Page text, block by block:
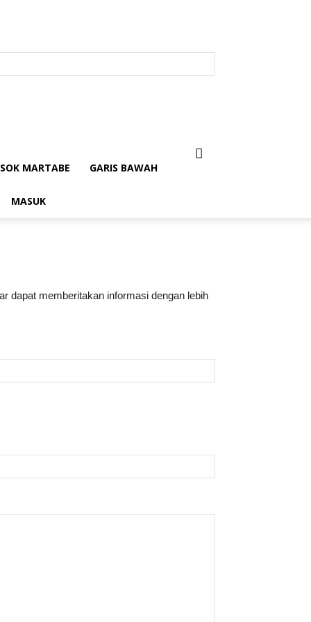
MARTABE GARIS BAWAH
MASUK
dapat memberitakan informasi dengan lebih